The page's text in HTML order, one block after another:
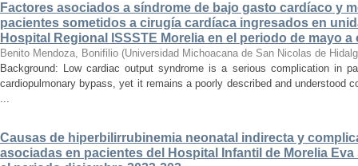
Factores asociados a síndrome de bajo gasto cardíaco y
pacientes sometidos a cirugía cardíaca ingresados en
Hospital Regional ISSSTE Morelia en el periodo de mayo a
Benito Mendoza, Bonifilio (Universidad Michoacana de San Nicolas de
Background: Low cardiac output syndrome is a serious complication in
cardiopulmonary bypass, yet it remains a poorly described and understood
...
Causas de hiperbilirrubinemia neonatal indirecta y
asociadas en pacientes del Hospital Infantil de Morelia